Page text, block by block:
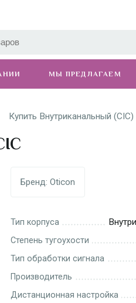
МЫ ПРЕДЛАГАЕМ
Купить Внутриканальный
Бренд: Oticon
Тип корпуса
Степень тугоухости
Тип обработки сигнала
Производитель
Дистанционная настройка